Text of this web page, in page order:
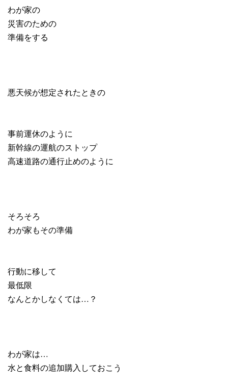
わが家の
災害のための
準備をする
悪天候が想定されたときの
事前運休のように
新幹線の運航のストップ
高速道路の通行止めのように
そろそろ
わが家もその準備
行動に移して
最低限
なんとかしなくては…？
わが家は…
水と食料の追加購入しておこう